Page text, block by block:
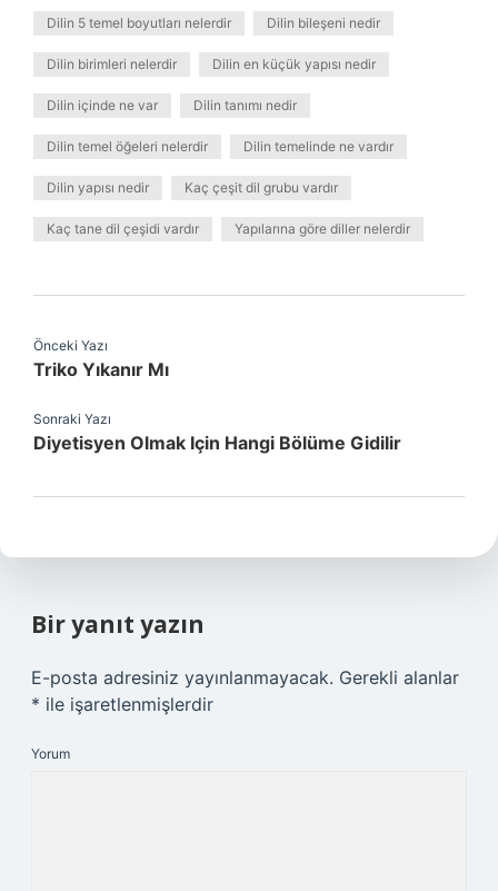
Dilin 5 temel boyutları nelerdir Dilin bileşeni nedir
Dilin birimleri nelerdir Dilin en küçük yapısı nedir
Dilin içinde ne var Dilin tanımı nedir
Dilin temel öğeleri nelerdir Dilin temelinde ne vardır
Dilin yapısı nedir Kaç çeşit dil grubu vardır
Kaç tane dil çeşidi vardır Yapılarına göre diller nelerdir
Önceki Yazı
Triko Yıkanır Mı
Sonraki Yazı
Diyetisyen Olmak Için Hangi Bölüme Gidilir
Bir yanıt yazın
E-posta adresiniz yayınlanmayacak. Gerekli alanlar
* ile işaretlenmişlerdir
Yorum